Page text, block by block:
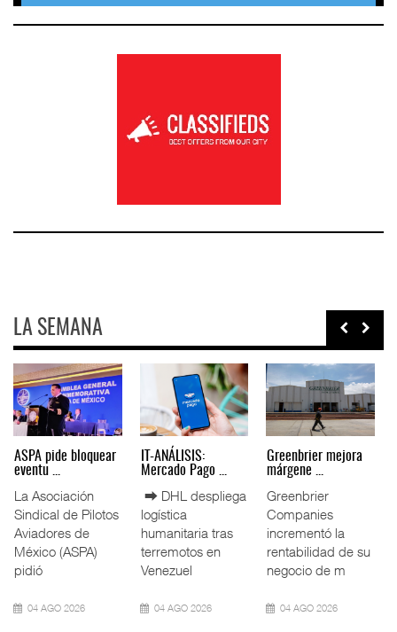
LA SEMANA
Miguel Ángel Bres
encabez ...
La Confederación
de Cámaras
Industriales
(CONCAMIN)
designó a Migu
07 AGO 2026
IT-ANÁLISIS: Puerto
Lázar ...
⮕ Canal de
Panamá reducirá
nuevamente el
calado de
Neopanamax ⮕
06 AGO 2026
La ATTRAPI licita
red de ...
La Agencia de
Trenes y
Transporte Público
Integrado
(ATTRAPI) abri
06 AGO 2026